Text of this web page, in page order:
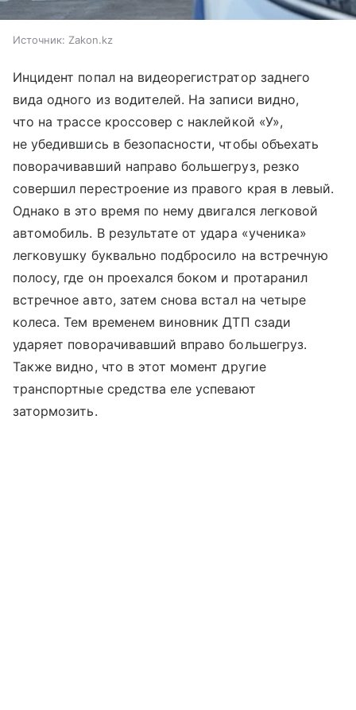
Источник: Zakon.kz
Инцидент попал на видеорегистратор заднего
вида одного из водителей. На записи видно,
что на трассе кроссовер с наклейкой «У»,
не убедившись в безопасности, чтобы объехать
поворачивавший направо большегруз, резко
совершил перестроение из правого края в левый.
Однако в это время по нему двигался легковой
автомобиль. В результате от удара «ученика»
легковушку буквально подбросило на встречную
полосу, где он проехался боком и протаранил
встречное авто, затем снова встал на четыре
колеса. Тем временем виновник ДТП сзади
ударяет поворачивавший вправо большегруз.
Также видно, что в этот момент другие
транспортные средства еле успевают
затормозить.